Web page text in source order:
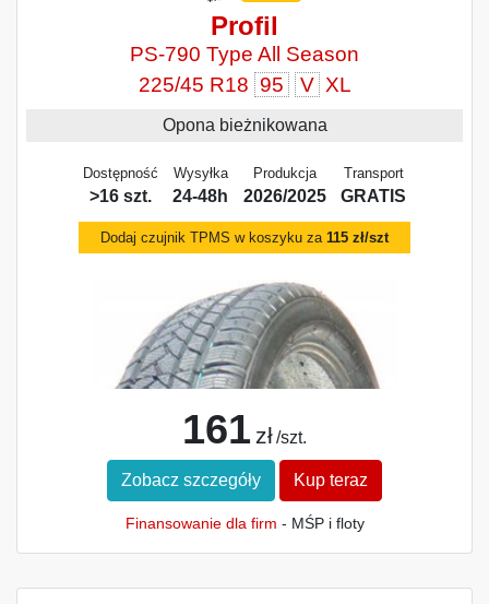
Profil
PS-790 Type All Season
225/45 R18 95 V XL
Opona bieżnikowana
Dostępność
>16 szt.
Wysyłka
24-48h
Produkcja
2026/2025
Transport
GRATIS
Dodaj czujnik TPMS w koszyku za 115 zł/szt
161 zł /szt.
Zobacz szczegóły Kup teraz
Finansowanie dla firm - MŚP i floty